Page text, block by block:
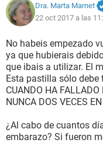
Dra. Marta Marnet
22 oct 2017 a las
No habeis empezado
ya que hubierais
que ibais a utilizar. El
Esta pastilla sólo debe
CUANDO HA
NUNCA DOS VECES
¿Al cabo de cuantos
embarazo? Si fueron